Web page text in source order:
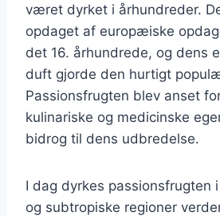
været dyrket i århundreder.
opdaget af europæiske
det 16. århundrede, og dens
duft gjorde den hurtigt
Passionsfrugten blev anset
kulinariske og medicinske
bidrog til dens udbredelse.
I dag dyrkes passionsfrugten
og subtropiske regioner